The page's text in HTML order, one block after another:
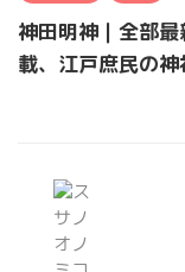
神田明神｜全部
載、江戸庶民の神